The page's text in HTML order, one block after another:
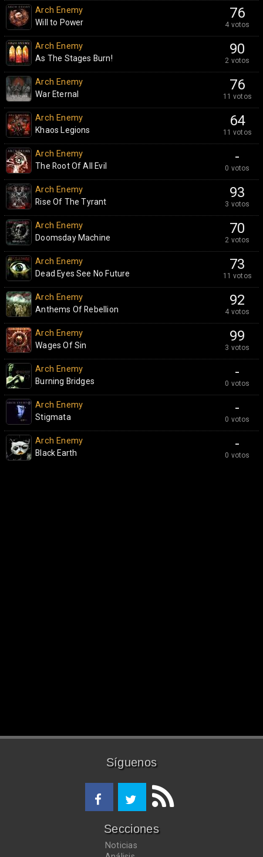
76
4 votos
Arch Enemy
Will to Power
90
2 votos
Arch Enemy
As The Stages Burn!
76
11 votos
Arch Enemy
War Eternal
64
11 votos
Arch Enemy
Khaos Legions
-
0 votos
Arch Enemy
The Root Of All Evil
93
3 votos
Arch Enemy
Rise Of The Tyrant
70
2 votos
Arch Enemy
Doomsday Machine
73
11 votos
Arch Enemy
Dead Eyes See No Future
92
4 votos
Arch Enemy
Anthems Of Rebellion
99
3 votos
Arch Enemy
Wages Of Sin
-
0 votos
Arch Enemy
Burning Bridges
-
0 votos
Arch Enemy
Stigmata
-
0 votos
Arch Enemy
Black Earth
Síguenos
Secciones
Noticias